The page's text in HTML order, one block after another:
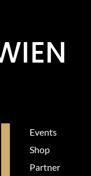
Events
Shop
Partner